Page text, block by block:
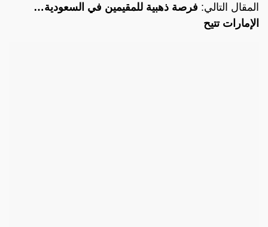
المقال التالي: فرصة ذهبية للمقيمين في السعودية…
الإمارات تتيح